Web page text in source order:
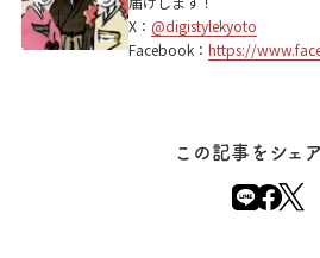
X： @digistylekyoto
Facebook： https://
この記事をシェ